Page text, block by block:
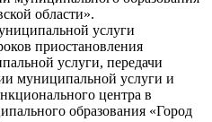
области».
услуги
приостановления
услуги, передачи
муниципальной услуги и
центра в
образования «Город